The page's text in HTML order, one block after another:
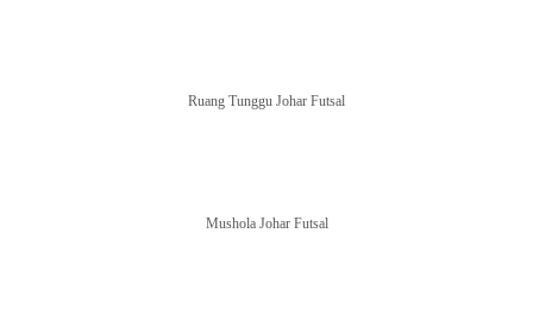
Ruang Tunggu Johar Futsal
Mushola Johar Futsal